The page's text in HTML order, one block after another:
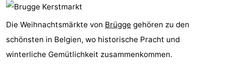
Koksijde
De
Panne
Natur
Wetter
Die Weihnachtsmärkte von Brügge gehören zu den
schönsten in Belgien, wo historische Pracht und
winterliche Gemütlichkeit zusammenkommen.